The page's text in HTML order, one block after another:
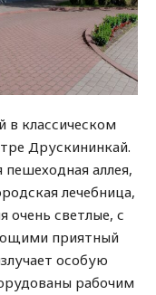
в классическом
Друскининкай.
аллея,
лечебница,
очень светлые, с
приятный
особую
рабочим